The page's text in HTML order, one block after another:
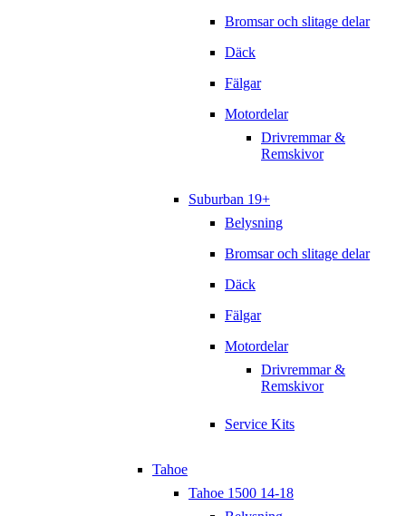
Bromsar och slitage delar
Däck
Fälgar
Motordelar
Drivremmar &
Remskivor
Suburban 19+
Belysning
Bromsar och slitage delar
Däck
Fälgar
Motordelar
Drivremmar &
Remskivor
Service Kits
Tahoe
Tahoe 1500 14-18